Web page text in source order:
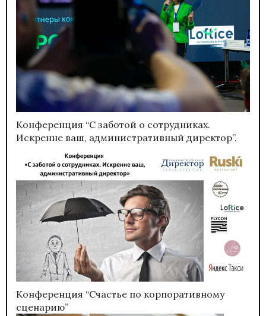
Конференция “С заботой о сотрудниках.
Искренне ваш, административный директор”.
Конференция “Счастье по корпоративному
сценарию”